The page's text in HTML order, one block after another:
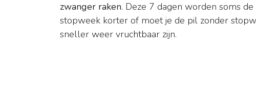
zwanger raken. Deze 7 dagen worden soms
stopweek korter of moet je de pil zonder
sneller weer vruchtbaar zijn.